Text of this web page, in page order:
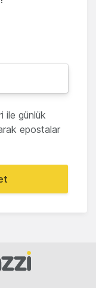
ile günlük
epostalar